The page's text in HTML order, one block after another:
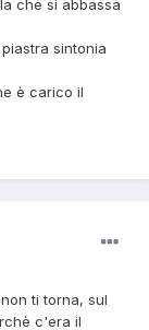
che si abbassa
sintonia
è carico il
ti torna, sul
c'era il